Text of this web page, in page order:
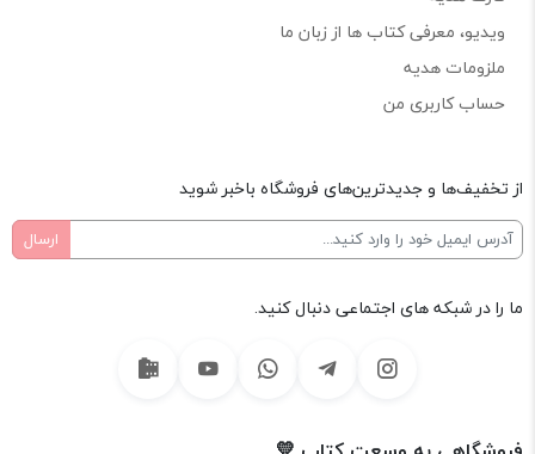
ویدیو، معرفی کتاب ها از زبان ما
ملزومات هدیه
حساب کاربری من
از تخفیف‌ها و جدیدترین‌های فروشگاه باخبر شوید
ما را در شبکه های اجتماعی دنبال کنید.